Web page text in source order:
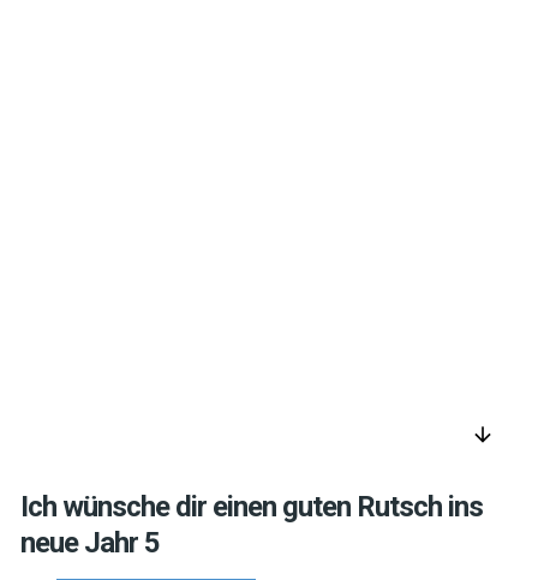
arrow_downward
Ich wünsche dir einen guten Rutsch ins
neue Jahr 5